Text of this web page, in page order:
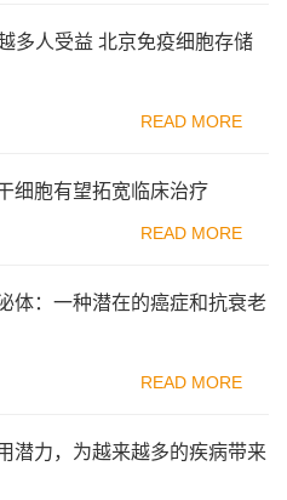
多人受益 北京免疫细胞存储
READ MORE
细胞有望拓宽临床治疗
READ MORE
体：一种潜在的癌症和抗衰老
READ MORE
潜力，为越来越多的疾病带来